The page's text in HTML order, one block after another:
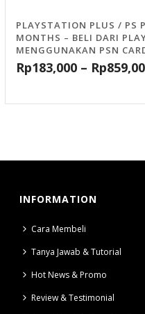
PLAYSTATION PLUS / PS
MONTHS – BELI DARI
MENGGUNAKAN PSN
Rp183,000 – Rp
INFORMATION
Cara Membeli
Tanya Jawab & Tutorial
Hot News & Promo
Review & Testimonial